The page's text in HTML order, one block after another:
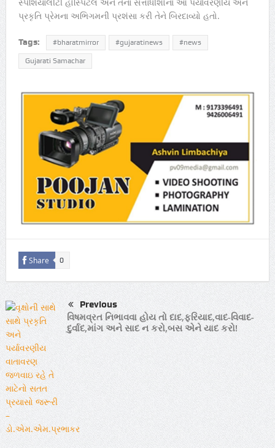
પ્રકૃતિ પ્રેમના અભિગમની પ્રશંસા કરી તેને બિરદાવ્યો હતો.
Tags: #bharatmirror #gujaratinews #news
Gujarati Samachar
Share 0
Previous
વિષમવ્રત નિભાવવા હોય તો દાદ,ફરિયાદ,વાદ-વિવાદ-
દુર્વાદ,માંગ અને સાદ ન કરો,બસ એને યાદ કરો!